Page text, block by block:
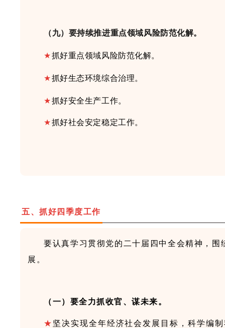
（九）要持续推进重点领域风险防范化解。
★抓好重点领域风险防范化解。
★抓好生态环境综合治理。
★抓好安全生产工作。
★抓好社会安定稳定工作。
五、抓好四季度工作
要认真学习贯彻党的二十届四中全会精神，
展。
（一）要全力抓收官、谋未来。
★ 坚决实现全年经济社会发展目标，科学编